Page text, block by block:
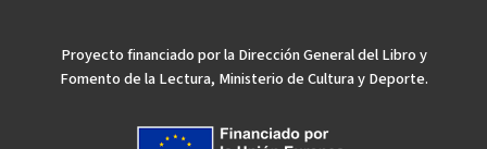
Proyecto financiado por la Dirección General del Libro y
Fomento de la Lectura, Ministerio de Cultura y Deporte.